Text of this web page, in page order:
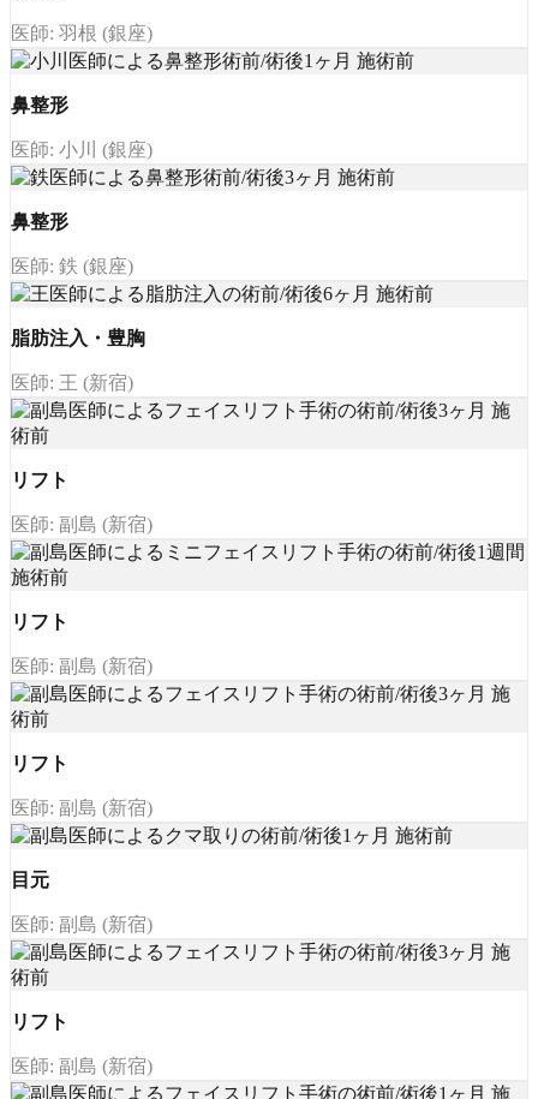
医師: 羽根 (銀座)
鼻整形
医師: 小川 (銀座)
鼻整形
医師: 鉄 (銀座)
脂肪注入・豊胸
医師: 王 (新宿)
リフト
医師: 副島 (新宿)
リフト
医師: 副島 (新宿)
リフト
医師: 副島 (新宿)
目元
医師: 副島 (新宿)
リフト
医師: 副島 (新宿)